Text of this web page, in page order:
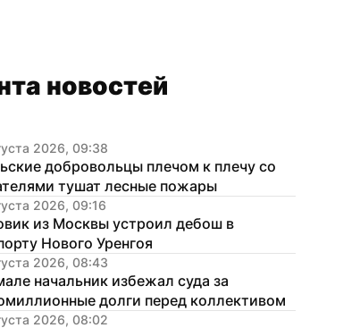
новостей
2026, 09:38
добровольцы плечом к плечу со
тушат лесные пожары
2026, 09:16
из Москвы устроил дебош в
Нового Уренгоя
2026, 08:43
начальник избежал суда за
долги перед коллективом
2026, 08:02